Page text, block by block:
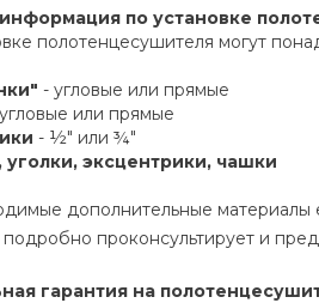
по установке
полотенцесушителя могут
- угловые или прямые
или прямые
- ½" или ¾"
уголки, эксцентрики, чашки
дополнительные материалы
проконсультирует и
гарантия на